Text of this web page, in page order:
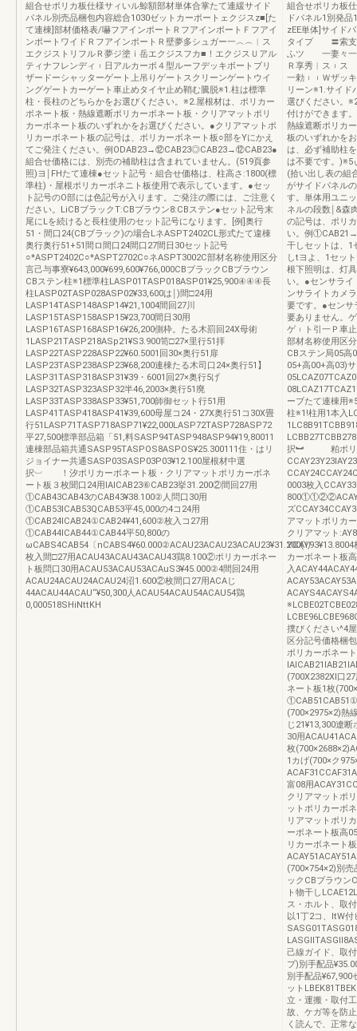
組合せポリカ板仕様サィいル鯨額部材単体合掌たて連緩サイド
パネル別売品梱包内容総合1030ゼットカーポートェクジスz■[た
て連棟]部材価格表/嚇フアインポートＲフアインポートＦフアイ
ンポートワイドＲフアインポートＲ壁夢多シュガー一︿︵︱ス
エクジストリフルＲ夢ジ塗ｉ岳エクジスフカ■！エクジスＵアル
ティナフレンディ︲日アルカーボ４型ルーフデッキボートブリ
ザードーシャッターゲート上吊りゲートスクリーンゲートウイ
ングゲートカーゲート車止めタイヤ止め鞘む騰脱※1.柱は標準
柱・長柱のどちらかをお選びください。※2.屋根材は、ポリカー
ボネート板・熱線遮断ポリカーボネート板・クリアマットポリ
カーボネート板のいずれかをお選びください。●クリアマットポ
リカーボネート板の記号は、ポリカーボネート板○部をYにかえ
てご発注ください。例ODAB23→⑫CAB23◎CAB23→⑫CAB23●
組合せ価格には、別売の補助柱は含まれていません。(519頁参
照)ヨ￨FHたて連棟●セット記号・組合せ価格は、柱高さ:1800(標
準柱)・屋根ポリカーボネニト板使用で表示しています。●セッ
ト記号のO部には色記号が入ります。ご発注の際には、ご注意く
ださい。LiCBブラックT:CBブラウン8:CBステン●セット記号末
尾にLを続けると長柱使用のセット記号になります。[例]奥行
51・間口24(CBブラック)の場合LネASPT2402CL形式たて違棟
奥行奥行51+51間ロ間口24間口27間日30セット記号
○*ASPT2402C○*ASPT2702C○ネASPT3002C部材名称使用区分
言己与事寮¥643,000¥699,600¥766,000CBブラックCBブラウン
CBステン柱※1標準柱LASP01TASP018ASP01¥25,900④④④長
柱LASP02TASP028ASP02¥33,600は￨)間□24用
LASP14TASP148ASP14¥21,1004間回27川
LASP15TASP158ASP15¥23,700間日30用
LASP16TASP168ASP16¥26,200側枠。たる木罰回24X母術
1LASP21TASP218ASp21¥S3.900笥□27×里行51拝
LASP22TASP228ASP22¥60.5001回30×奥行51扉
LASP23TASP238ASP23¥68,200連棟たる木司口24×奥行51】
LASP31TASP318ASP31¥39・6001回27×奥行5げ
LASP32TASP323ASP32半46,2003×奥行51廃
LASP33TASP338ASP33¥51,700師御セット行51用
LASP41TASP418ASP41¥39,600母屋コ24・27X奥行51コ30X畳
行51LASP71TASP718ASP71¥22,000LASP72TASP728ASP72
平27,500標準部品箱「51,料SASP94TASP948ASP94¥19,80011
連棟部品箱共通SASP95TASPOS8ASPOS¥25.300111住・はリ
ジョイナー共通SASP03SASP03P03¥12.100屋根材中選
択︺ ！汐ポリカーボネート板・クリアマットポリカーボネ
ート板３枚聞口24用lAICAB23⑥CAB23挙31.200②間回27用
①CAB43CAB43のCAB43¥38.100②人問口30用
①CAB53ICAB53QCAB53平45,000の4コ24用
①CAB24ICAB24①CAB24¥41,600②枚入コ27用
①CAB44ICAB44①CAB44平50,800の
ωCABS4CAB54〔nCABS4¥60.000②ACAU23ACAU23ACAU23¥31.200(り
枚入間□27用ACAU43ACAU43ACAU43鶏8.100②ポリカーボネー
ト板問口30用ACAU53ACAU53ACAuS3¥45.000②4間回24用
ACAU24ACAU24ACAU24沼1.600②枚間口27用ACAじ
44ACAU44ACAU“¥50,300人ACAU54ACAU54ACAU54鶏
0,000518SHiNttKH
組合せポリカ板
ドパネル1別発
zEE単体]サイド
タイプ 〓索支
ふツ 一妻々一
Ｒ享秀︱ス︲ス
一勅︲︲Ｗザッ
リーン※1.サイド
選びください。
付けができます
熱線遮断ポリカ
板のいずれかを
は、必ず補助柱
は不要です。)※5
(拾い出し表の組
がサイドパネル
す。単体用ユニ
ネルの段数￨&森
の記号は、ポリ
い。例
干しセットは、1
しtヨよ、1セッ
根下照明は、灯
い。●センサラ
ンサライトカメ
要です。●センサ
要ありません。
ゲ︲ト引一Ｐ車
部材名称使用区
CBステン局05高
05+高00+高03)
ーブたて連棟用
柱※1!柱用1本入
択︼ 粕ポリカ
0003枚入
ズ
アマットポリカ
クリアマット
カーボネート板
入
撲びください^4
区分記号価格梱
ポリカーボネー
(700X2382XI口
ネート板1枚
(700×2975×2)熱
じ21¥13,300遼
30用
枚
1カげ(700×ク
富08用
クリアマットポ
ットポリカーボ
リアマットポリ
ーボネート板高
リカーボネート
(700×754×2)別
ックCBブラウン
ト物干し
ス・ホルト、取
以1丁2コ、ltW
己線ガイド、取
プ)別手配品
別手配品¥67,900
ット
立・運搬・取付
故、ケガ等を防
く読んで、正常